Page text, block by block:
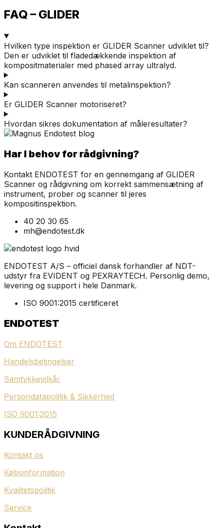
FAQ – GLIDER
Hvilken type inspektion er GLIDER Scanner udviklet til?
Den er udviklet til fladedækkende inspektion af
kompositmaterialer med phased array ultralyd.
Kan scanneren anvendes til metalinspektion?
Er GLIDER Scanner motoriseret?
Hvordan sikres dokumentation af måleresultater?
Har I behov for rådgivning?
Kontakt ENDOTEST for en gennemgang af GLIDER
Scanner og rådgivning om korrekt sammensætning af
instrument, prober og scanner til jeres
kompositinspektion.
40 20 30 65
mh@endotest.dk
ENDOTEST A/S – officiel dansk forhandler af NDT-
udstyr fra EVIDENT og PEXRAYTECH. Personlig demo,
levering og support i hele Danmark.
ISO 9001:2015 certificeret
ENDOTEST
Om ENDOTEST
Handelsbetingelser
Samtykkevilkår
Persondatapolitik & Sikkerhed
ISO 9001:2015
KUNDERÅDGIVNING
Kontakt os
Købsinformation
Kvalitetspolitik
Service